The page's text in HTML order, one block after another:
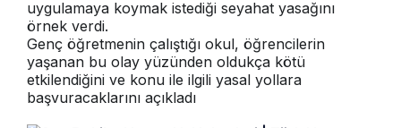
uygulamaya koymak istediği seyahat yasağını
örnek verdi.
Genç öğretmenin çalıştığı okul, öğrencilerin
yaşanan bu olay yüzünden oldukça kötü
etkilendiğini ve konu ile ilgili yasal yollara
başvuracaklarını açıkladı